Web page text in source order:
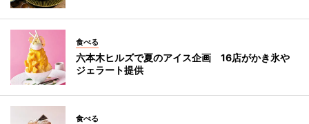
食べる
六本木ヒルズで夏のアイス企画 16店がかき氷や
ジェラート提供
食べる